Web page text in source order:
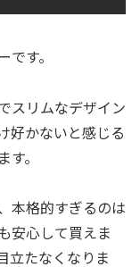
す。
スリムなデザイン
好かないと感じる
。
本格的すぎるのは
安心して買えま
立たなくなりま